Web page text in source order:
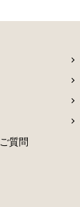
質問